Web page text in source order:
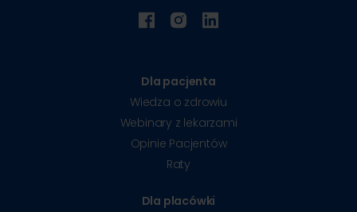
Dla pacjenta
Wiedza o zdrowiu
Webinary z lekarzami
Opinie Pacjentów
Raty
Dla placówki